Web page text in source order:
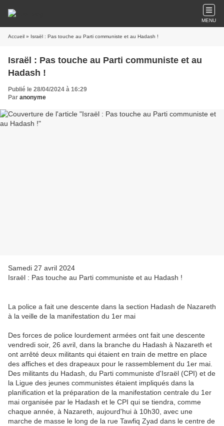
MENU
Accueil » Israël : Pas touche au Parti communiste et au Hadash !
Israël : Pas touche au Parti communiste et au
Hadash !
Publié le 28/04/2024 à 16:29
Par anonyme
Samedi 27 avril 2024
Israël : Pas touche au Parti communiste et au Hadash !
La police a fait une descente dans la section Hadash de Nazareth
à la veille de la manifestation du 1er mai
Des forces de police lourdement armées ont fait une descente
vendredi soir, 26 avril, dans la branche du Hadash à Nazareth et
ont arrêté deux militants qui étaient en train de mettre en place
des affiches et des drapeaux pour le rassemblement du 1er mai.
Des militants du Hadash, du Parti communiste d'Israël (CPI) et de
la Ligue des jeunes communistes étaient impliqués dans la
planification et la préparation de la manifestation centrale du 1er
mai organisée par le Hadash et le CPI qui se tiendra, comme
chaque année, à Nazareth, aujourd'hui à 10h30, avec une
marche de masse le long de la rue Tawfiq Zyad dans le centre de